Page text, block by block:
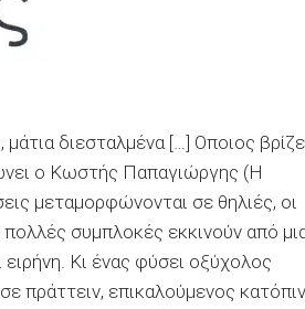
διεσταλμένα […] Οποιος
ο Κωστής Παπαγιώργης (Η
μεταμορφώνονται σε θηλιές, οι
συμπλοκές εκκινούν από
Κι ένας φύσει οξύχολος
πράττειν, επικαλούμενος κατόπιν